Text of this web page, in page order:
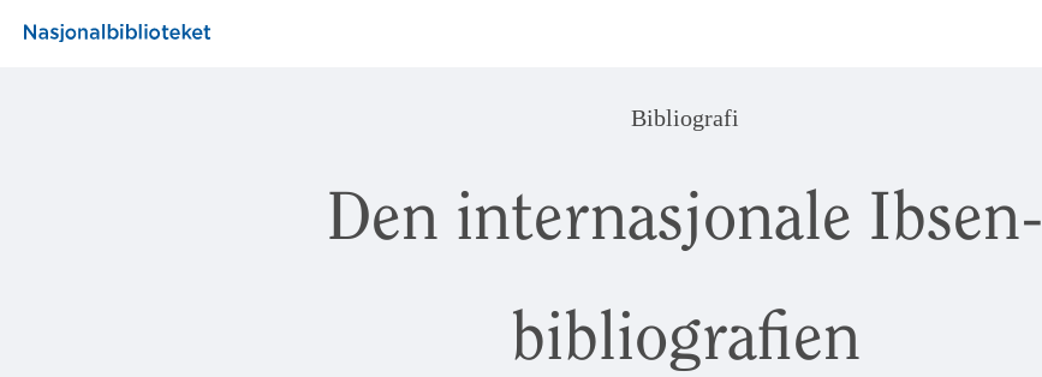
Bibliografi
Den internasjonale Ibsen-
bibliografien